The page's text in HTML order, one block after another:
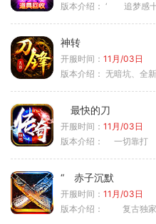
版本介绍： ‘ 追梦感
神转
开服时间： 11月/03日
版本介绍： 无暗坑、全
最快的刀
开服时间： 11月/03日
版本介绍：
一切靠打
“ 赤子沉默
开服时间： 11月/03日
版本介绍：
复古